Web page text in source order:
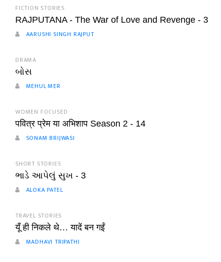
FICTION STORIES
RAJPUTANA - The War of Love and Revenge - 3
AARUSHI SINGH RAJPUT
DRAMA
બોસ
MEHUL MER
WOMEN FOCUSED
पवित्र प्रेम या अभिशाप Season 2 - 14
SONAM BRIJWASI
SHORT STORIES
ભાડે આપેલું સુખ - 3
ALOKA PATEL
TRAVEL STORIES
यूँ ही निकले थे… यादें बन गईं
MADHAVI TRIPATHI